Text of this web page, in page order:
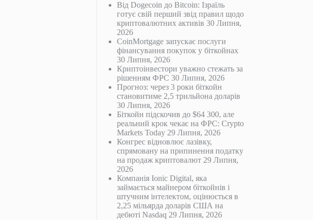
Від Dogecoin до Bitcoin: Ізраїль
готує свій перший звід правил щодо
криптовалютних активів 30 Липня,
2026
CoinMortgage запускає послуги
фінансування покупок у біткойнах
30 Липня, 2026
Криптоінвестори уважно стежать за
рішенням ФРС 30 Липня, 2026
Прогноз: через 3 роки біткойн
становитиме 2,5 трильйона доларів
30 Липня, 2026
Біткойн підскочив до $64 300, але
реальний крок чекає на ФРС: Crypto
Markets Today 29 Липня, 2026
Конгрес відновлює лазівку,
спрямовану на припинення податку
на продаж криптовалют 29 Липня,
2026
Компанія Ionic Digital, яка
займається майнером біткойнів і
штучним інтелектом, оцінюється в
2,25 мільярда доларів США на
дебюті Nasdaq 29 Липня, 2026